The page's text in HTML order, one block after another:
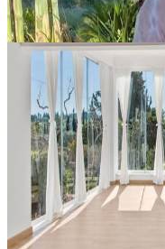
9 settembre 2026 13:00
Lagos, Portogallo
Ritiro privato di
Vivi un ritiro privato
desidera spazio,
attraverso lo yoga. In un
rallenta...
Su richiesta